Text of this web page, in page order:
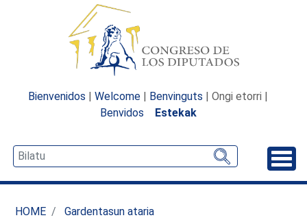
Bienvenidos | Welcome | Benvinguts | Ongi etorri |
Benvidos
Estekak
HOME
Gardentasun ataria